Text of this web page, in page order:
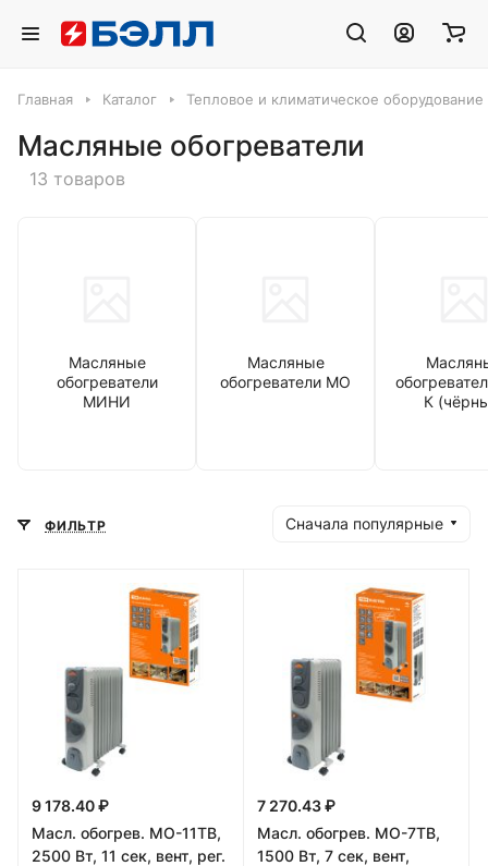
Главная Каталог Тепловое и климатическое оборудование
Масляные обогреватели
13 товаров
Масляные
обогреватели
МИНИ
Масляные
обогреватели МО
К
ФИЛЬТР Сначала популярные
9 178.40 ₽
Масл. обогрев. МО-11ТВ,
2500 Вт, 11 сек, вент, рег.
7 270.43 ₽
Масл. обогрев. МО-7ТВ,
1500 Вт, 7 сек, вент,